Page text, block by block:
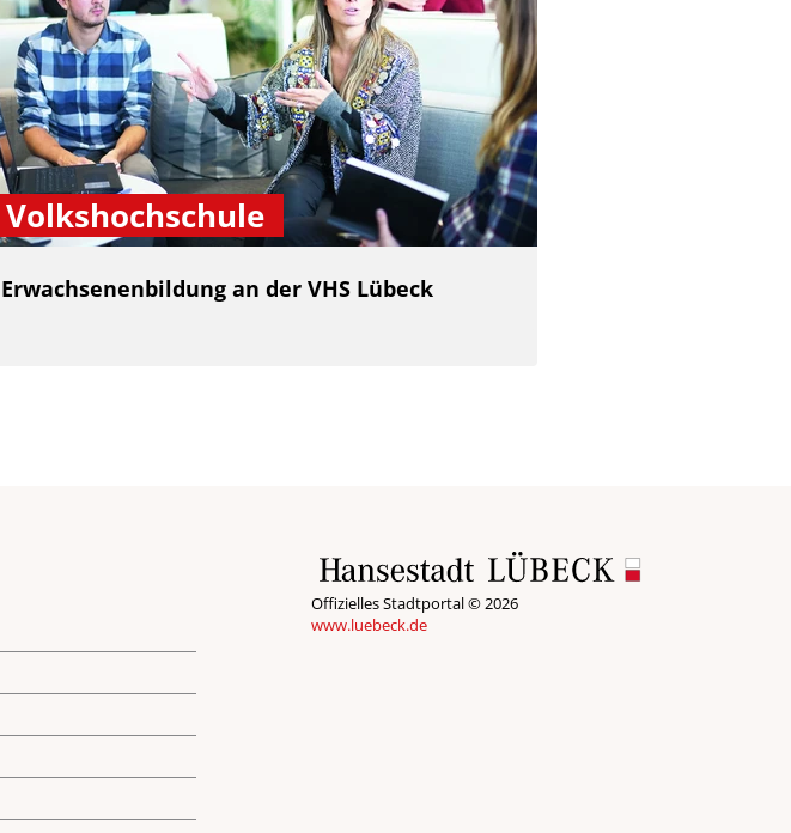
Volkshochschule
Erwachsenenbildung an der VHS Lübeck
Offizielles Stadtportal © 2026
www.luebeck.de